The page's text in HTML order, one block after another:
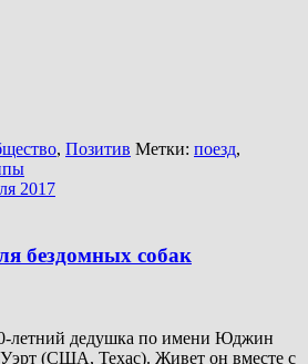
, Позитив Метки: поезд,
2017
бездомных собак
летний дедушка по имени Юджин
(США, Техас). Живет он вместе с